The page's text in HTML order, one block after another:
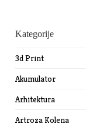
Kategorije
3d Print
Akumulator
Arhitektura
Artroza Kolena